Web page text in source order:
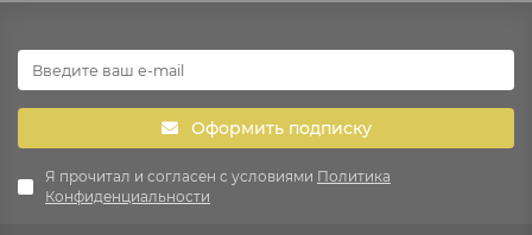
Оформить подписку
Я прочитал и согласен с условиями Политика
Конфиденциальности